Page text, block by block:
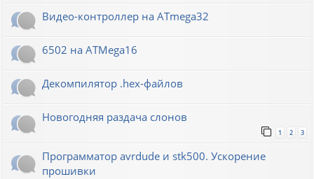
Видео-контроллер на ATmega32
6502 на ATMega16
Декомпилятор .hex-файлов
Новогодняя раздача слонов
1 2 3
Программатор avrdude и stk500. Ускорение
прошивки